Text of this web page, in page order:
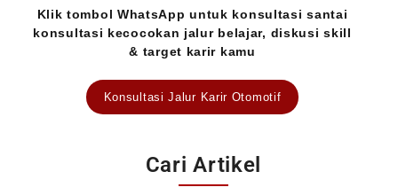
Klik tombol WhatsApp untuk konsultasi santai
konsultasi kecocokan jalur belajar, diskusi skill
& target karir kamu
Konsultasi Jalur Karir Otomotif
Cari Artikel